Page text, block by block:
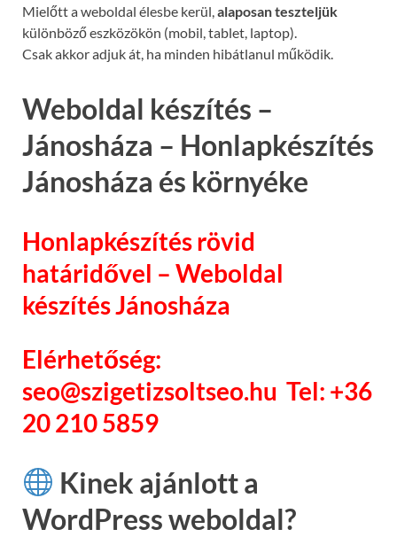
Mielőtt a weboldal élesbe kerül,alaposan teszteljük
különböző eszközökön (mobil, tablet, laptop).
Csak akkor adjuk át, ha minden hibátlanul működik.
Weboldal készítés –
Jánosháza – Honlapkészítés
Jánosháza és környéke
Honlapkészítés rövid
határidővel – Weboldal
készítés Jánosháza
Elérhetőség:
seo@szigetizsoltseo.hu Tel: +36
20 210 5859
Kinek ajánlott a
WordPress weboldal?